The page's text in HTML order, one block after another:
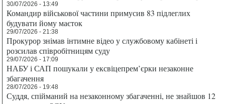
30/07/2026 - 13:49
Командир військової частини примусив 83 підлеглих
будувати йому маєток
29/07/2026 - 21:38
Прокурор знімав інтимне відео у службовому кабінеті і
розсилав співробітницям суду
29/07/2026 - 17:09
НАБУ і САП пошукали у ексвіцепрем’єрки незаконне
збагачення
28/07/2026 - 19:48
Суддя, спійманий на незаконному збагаченні, не знайшов 12